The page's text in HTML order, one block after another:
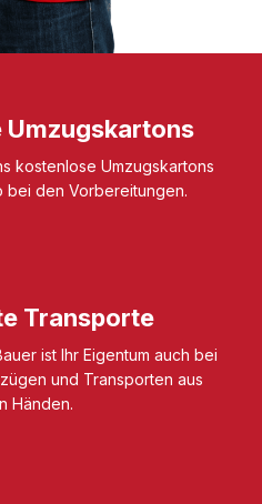
Umzugskartons
kostenlose Umzugskartons
bei den Vorbereitungen.
Transporte
ist Ihr Eigentum auch bei
und Transporten aus
Händen.